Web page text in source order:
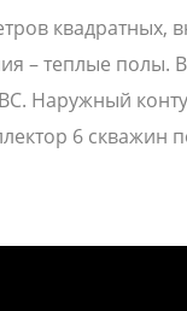
квадратных,
– теплые полы.
Наружный
6 скважин